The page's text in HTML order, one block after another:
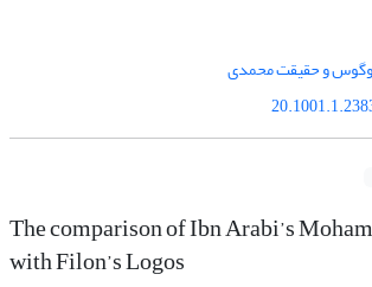
و حقیقت محمدی
The comparison of Ibn Arabi’s
with Filon’s Logos